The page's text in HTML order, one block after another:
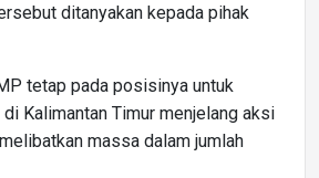
ditanyakan kepada pihak
tetap pada posisinya untuk
Kalimantan Timur menjelang aksi
massa dalam jumlah